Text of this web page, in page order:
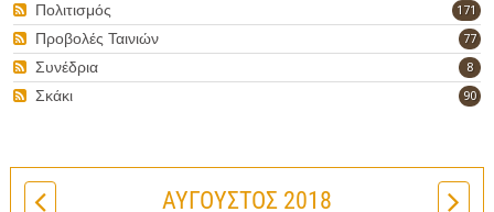
171
Πολιτισμός
77
Προβολές Ταινιών
8
Συνέδρια
90
Σκάκι
ΑΎΓΟΥΣΤΟΣ 2018